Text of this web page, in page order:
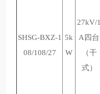
SHSG-BXZ-1
08/108/27
5k
W
27kV/1
A四台
（干
式）